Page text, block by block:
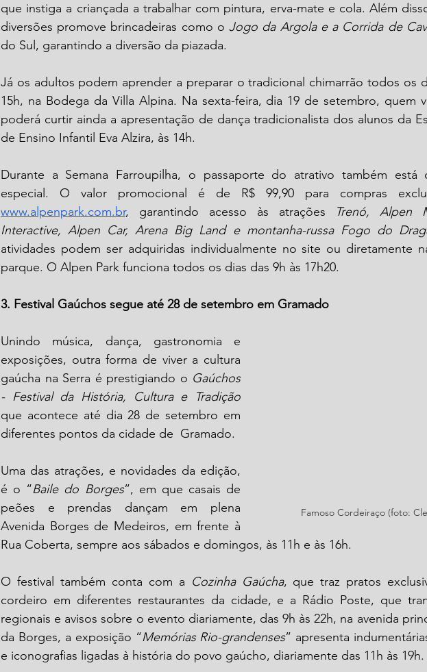
que instiga a criançada a trabalhar com pintura, erva-mate e cola. Além
diversões promove brincadeiras como o Jogo da Argola e a Corrida de
do Sul, garantindo a diversão da piazada.
Já os adultos podem aprender a preparar o tradicional chimarrão todos os
15h, na Bodega da Villa Alpina. Na sexta-feira, dia 19 de setembro, quem
poderá curtir ainda a apresentação de dança tradicionalista dos alunos da
de Ensino Infantil Eva Alzira, às 14h.
Durante a Semana Farroupilha, o passaporte do atrativo também está
www.alpenpark.com.br, garantindo acesso às atrações
Trenó, Alpen
Interactive, Alpen Car, Arena Big Land e montanha-russa Fogo do
atividades podem ser adquiridas individualmente no site ou diretamente
parque. O Alpen Park funciona todos os dias das 9h às 17h20.
3. Festival Gaúchos segue até 28 de setembro em Gramado
Famoso Cordeiraço (foto:
Unindo música, dança, gastronomia e
exposições, outra forma de viver a cultura
gaúcha na Serra é prestigiando o Gaúchos
- Festival da História, Cultura e Tradição
que acontece até dia 28 de setembro em
diferentes pontos da cidade de  Gramado.
Uma das atrações, e novidades da edição,
é o “Baile do Borges”, em que casais de
peões e prendas dançam em plena
Avenida Borges de Medeiros, em frente à
Rua Coberta, sempre aos sábados e domingos, às 11h e às 16h.
O festival também conta com a Cozinha Gaúcha, que traz pratos
cordeiro em diferentes restaurantes da cidade, e a Rádio Poste, que
regionais e avisos sobre o evento diariamente, das 9h às 22h, na avenida
da Borges, a exposição “Memórias Rio-grandenses” apresenta
e iconografias ligadas à história do povo gaúcho, diariamente das 11h às 19h.